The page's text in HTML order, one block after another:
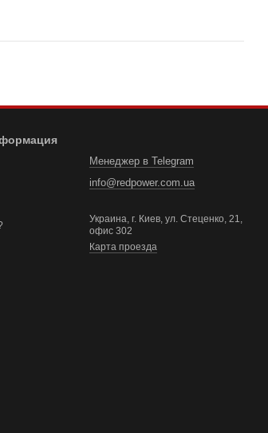
Менеджер в Telegram
info@redpower.com.ua
Украина, г. Киев, ул. Стеценко, 21,
офис 302
Карта проезда